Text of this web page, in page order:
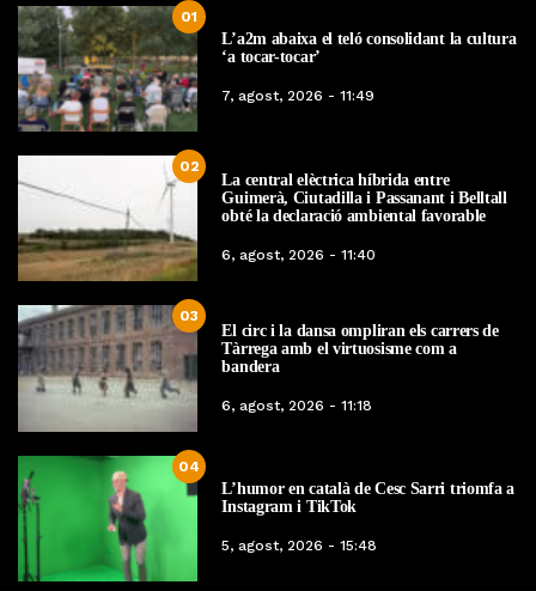
01
L’a2m abaixa el teló consolidant la cultura
‘a tocar-tocar’
7, agost, 2026 - 11:49
02
La central elèctrica híbrida entre
Guimerà, Ciutadilla i Passanant i Belltall
obté la declaració ambiental favorable
6, agost, 2026 - 11:40
03
El circ i la dansa ompliran els carrers de
Tàrrega amb el virtuosisme com a
bandera
6, agost, 2026 - 11:18
04
L’humor en català de Cesc Sarri triomfa a
Instagram i TikTok
5, agost, 2026 - 15:48